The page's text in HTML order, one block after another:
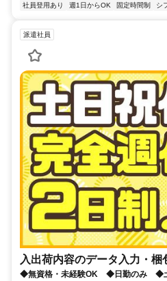
社員登用あり 週1日からOK 固定時間制 シ
派遣社員
入出荷内容のデータ入力・梱
◆無資格・未経験OK ◆日勤のみ ◆